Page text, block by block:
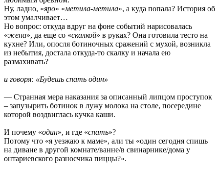
Ну, ладно, «яро» «метила-метила», а куда попала? История об
этом умалчивает…
Но вопрос: откуда вдруг на фоне событий нарисовалась
«жена», да еще со «скалкой» в руках? Она готовила тесто на
кухне? Или, опосля ботиночных сражений с мухой, возникла
из небытия, достала откуда-то скалку и начала ею
размахивать?
и говоря: «Будешь спать один»
— Странная мера наказания за описанный липцом проступок
– запузырить ботинок в лужу молока на столе, посередине
которой воздвиглась кучка каши.
И почему «один», и где «спать»?
Потому что «я уезжаю к маме», али ты «один сегодня спишь
на диване в другой комнате/ванне/в свинарнике/дома у
онтариевского разносчика пиццы?».